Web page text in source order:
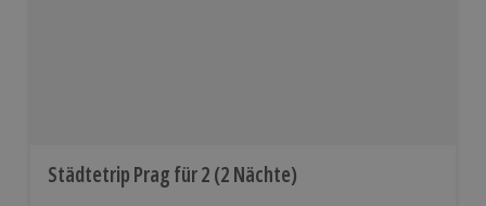
Städtetrip Prag für 2 (2 Nächte)